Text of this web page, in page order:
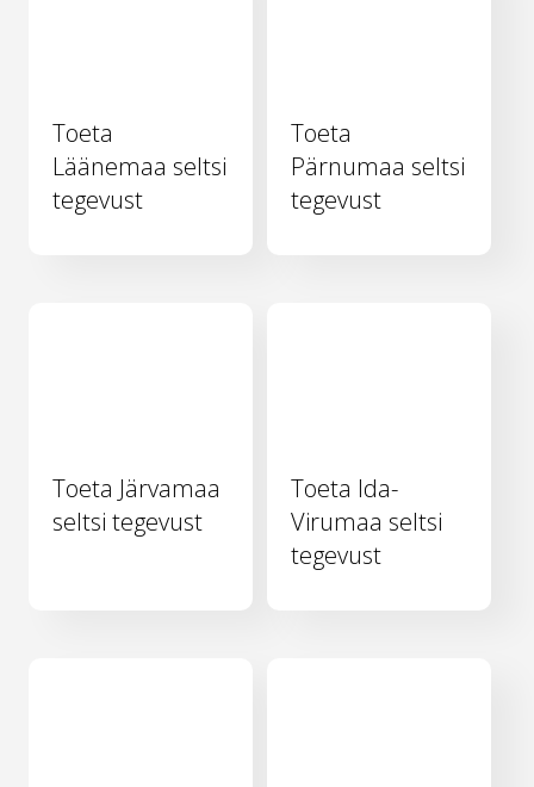
Toeta
Läänemaa seltsi
tegevust
Toeta
Pärnumaa seltsi
tegevust
Toeta Järvamaa
seltsi tegevust
Toeta Ida-
Virumaa seltsi
tegevust